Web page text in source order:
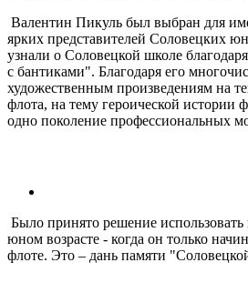
Валентин Пикуль был выбран для
ярких представителей Соловецких
узнали о Соловецкой школе
с бантиками". Благодаря его
художественным произведениям на
флота, на тему героической истории
одно поколение профессиональных
Было принято решение
юном возрасте - когда он только
флоте. Это – дань памяти